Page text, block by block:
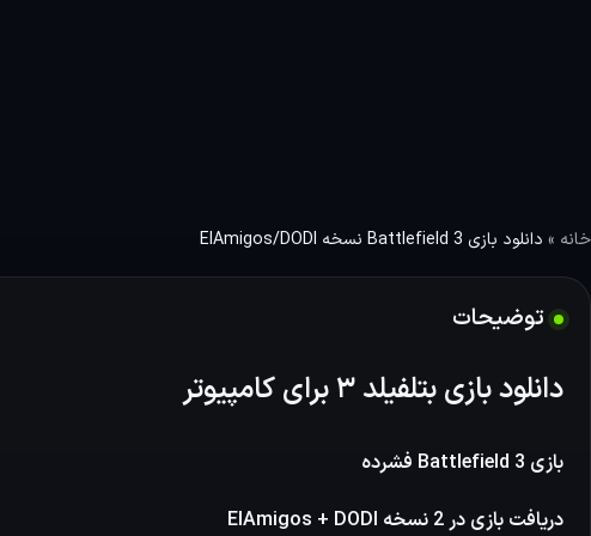
خانه » دانلود بازی Battlefield 3 نسخه ElAmigos/DODI
توضیحات
دانلود بازی بتلفیلد ۳ برای کامپیوتر
بازی Battlefield 3 فشرده
دریافت بازی در 2 نسخه ElAmigos + DODI